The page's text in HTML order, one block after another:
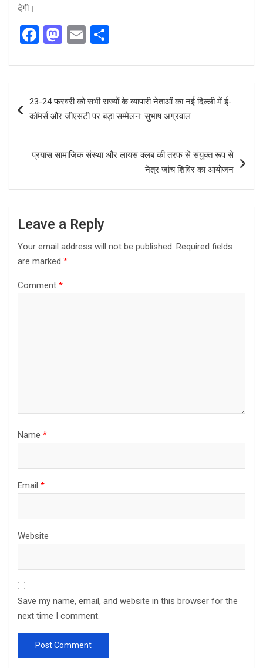
देगी।
F
ce
o
k
M
st
o
d
n
E
ail ar
e
navigation
23-24 फरवरी को सभी राज्यों के व्यापारी नेताओं का नई दिल्ली में ई-
कॉमर्स और जीएसटी पर बड़ा सम्मेलन: सुभाष अग्रवाल
प्रयास सामाजिक संस्था और लायंस क्लब की तरफ से संयुक्त रूप से
नेत्र जांच शिविर का आयोजन
Leave a Reply
Your email address will not be published. Required fields
are marked *
Comment *
Name *
Email *
Website
Save my name, email, and website in this browser for the
next time I comment.